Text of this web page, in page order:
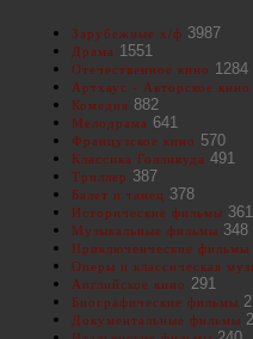
Зарубежные х/ф 3987
Драма 1551
Отечественное кино 1284
Артхаус - Авторское кино
Комедия 882
Мелодрама 641
Французское кино 570
Классика Голливуда 491
Триллер 387
Балет и танец 378
Исторические фильмы 361
Музыкальные фильмы 348
Приключенческие фильмы
Оперы и классическая
Английское кино 291
Биографические фильмы
Документальные фильмы